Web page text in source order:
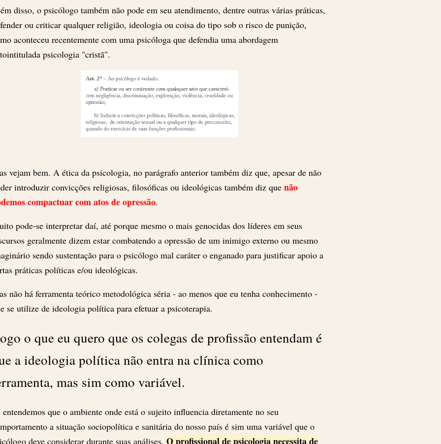
disso, o psicólogo também não pode em seu atendimento, dentre outras várias práticas,
ou criticar qualquer religião, ideologia ou coisa do tipo sob o risco de punição,
aconteceu recentemente com uma psicóloga que defendia uma abordagem
psicologia "cristã".
vejam bem. A ética da psicologia, no parágrafo anterior também diz que, apesar de não
introduzir convicções religiosas, filosóficas ou ideológicas também diz que não
compactuar com atos de opressão.
pode-se interpretar daí, até porque mesmo o mais genocidas dos líderes em seus
geralmente dizem estar combatendo a opressão de um inimigo externo ou mesmo
sendo sustentação para o psicólogo mal caráter o enganado para justificar apoio a
práticas políticas e/ou ideológicas.
não há ferramenta teórico metodológica séria - ao menos que eu tenha conhecimento -
se utilize de ideologia política para efetuar a psicoterapia.
o que eu quero que os colegas de profissão entendam é
a ideologia política não entra na clínica como
mas sim como variável.
entendemos que o ambiente onde está o sujeito influencia diretamente no seu
a situação sociopolítica e sanitária do nosso país é sim uma variável que o
deve considerar durante suas análises. O profissional de psicologia necessita de